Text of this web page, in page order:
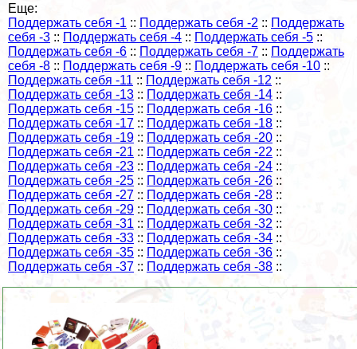
Еще:
Поддержать себя -1 :: Поддержать себя -2 :: Поддержать
себя -3 :: Поддержать себя -4 :: Поддержать себя -5 ::
Поддержать себя -6 :: Поддержать себя -7 :: Поддержать
себя -8 :: Поддержать себя -9 :: Поддержать себя -10 ::
Поддержать себя -11 :: Поддержать себя -12 ::
Поддержать себя -13 :: Поддержать себя -14 ::
Поддержать себя -15 :: Поддержать себя -16 ::
Поддержать себя -17 :: Поддержать себя -18 ::
Поддержать себя -19 :: Поддержать себя -20 ::
Поддержать себя -21 :: Поддержать себя -22 ::
Поддержать себя -23 :: Поддержать себя -24 ::
Поддержать себя -25 :: Поддержать себя -26 ::
Поддержать себя -27 :: Поддержать себя -28 ::
Поддержать себя -29 :: Поддержать себя -30 ::
Поддержать себя -31 :: Поддержать себя -32 ::
Поддержать себя -33 :: Поддержать себя -34 ::
Поддержать себя -35 :: Поддержать себя -36 ::
Поддержать себя -37 :: Поддержать себя -38 ::